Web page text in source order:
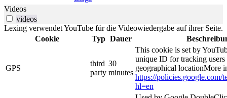
Videos
videos
Lexing verwendet YouTube für die Videowiedergabe auf ihrer Seite.
Cookie
Typ Dauer
GPS
third
party
30
minutes
This cookie is set by
unique ID for tracking users
geographical locationMore
https://policies.google.com/
hl=en